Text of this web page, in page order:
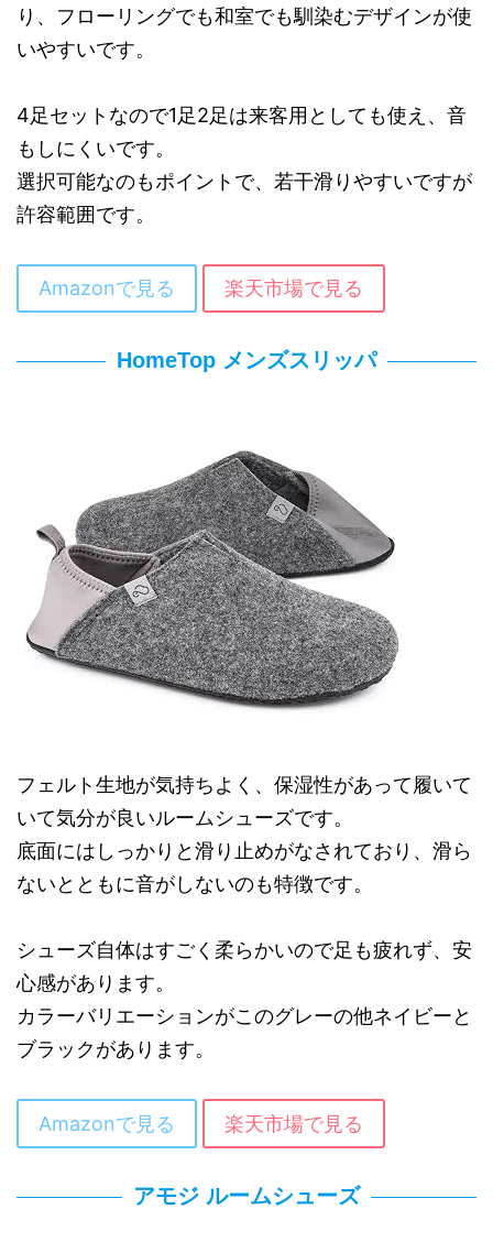
り、フローリングでも和室でも馴染むデザインが使
いやすいです。
4足セットなので1足2足は来客用としても使え、音
もしにくいです。
選択可能なのもポイントで、若干滑りやすいですが
許容範囲です。
Amazonで見る 楽天市場で見る
HomeTop メンズスリッパ
フェルト生地が気持ちよく、保湿性があって履いて
いて気分が良いルームシューズです。
底面にはしっかりと滑り止めがなされており、滑ら
ないとともに音がしないのも特徴です。
シューズ自体はすごく柔らかいので足も疲れず、安
心感があります。
カラーバリエーションがこのグレーの他ネイビーと
ブラックがあります。
Amazonで見る 楽天市場で見る
アモジ ルームシューズ